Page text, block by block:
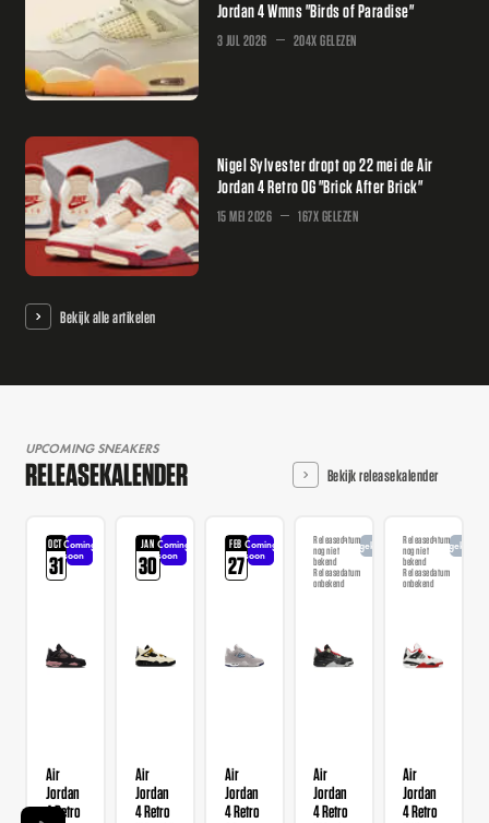
Jordan 4 Wmns "Birds of Paradise"
3 JUL 2026 204X GELEZEN
Nigel Sylvester dropt op 22 mei de Air
Jordan 4 Retro OG "Brick After Brick"
15 MEI 2026 167X GELEZEN
Bekijk alle artikelen
UPCOMING SNEAKERS
RELEASEKALENDER Bekijk releasekalender
OCT
31
Coming
soon
Air
Jordan
4 Retro
JAN
30
Coming
soon
Air
Jordan
4 Retro
FEB
27
Coming
soon
Air
Jordan
4 Retro
Releasedatum
nog niet
bekend
Releasedatum
onbekend
Aangekondigd
Air
Jordan
4 Retro
Releasedatum
nog niet
bekend
Releasedatum
onbekend
Air
Jordan
4 Retro